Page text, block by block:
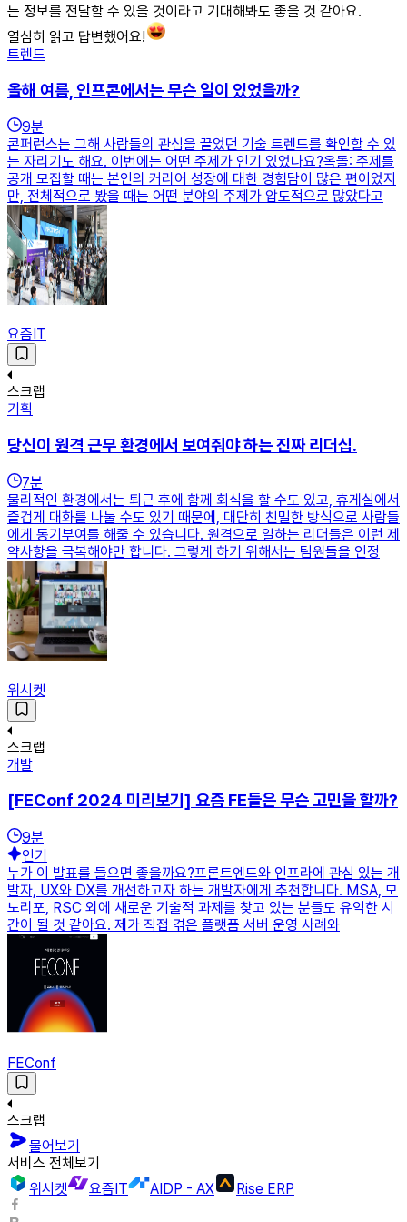
는 정보를 전달할 수 있을 것이라고 기대해봐도 좋을 것 같아요.
열심히 읽고 답변했어요!
트렌드
올해 여름, 인프콘에서는 무슨 일이 있었을까?
9분
콘퍼런스는 그해 사람들의 관심을 끌었던 기술 트렌드를 확인할 수 있
는 자리기도 해요. 이번에는 어떤 주제가 인기 있었나요?옥돌: 주제를
공개 모집할 때는 본인의 커리어 성장에 대한 경험담이 많은 편이었지
만, 전체적으로 봤을 때는 어떤 분야의 주제가 압도적으로 많았다고
요즘IT
스크랩
기획
당신이 원격 근무 환경에서 보여줘야 하는 진짜 리더십.
7분
물리적인 환경에서는 퇴근 후에 함께 회식을 할 수도 있고, 휴게실에서
즐겁게 대화를 나눌 수도 있기 때문에, 대단히 친밀한 방식으로 사람들
에게 동기부여를 해줄 수 있습니다. 원격으로 일하는 리더들은 이런 제
약사항을 극복해야만 합니다. 그렇게 하기 위해서는 팀원들을 인정
위시켓
스크랩
개발
[FEConf 2024 미리보기] 요즘 FE들은 무슨 고민을 할까?
9분
인기
누가 이 발표를 들으면 좋을까요?프론트엔드와 인프라에 관심 있는 개
발자, UX와 DX를 개선하고자 하는 개발자에게 추천합니다. MSA, 모
노리포, RSC 외에 새로운 기술적 과제를 찾고 있는 분들도 유익한 시
간이 될 것 같아요. 제가 직접 겪은 플랫폼 서버 운영 사례와
FEConf
스크랩
물어보기
서비스 전체보기
위시켓
요즘IT AIDP - AX Rise ERP